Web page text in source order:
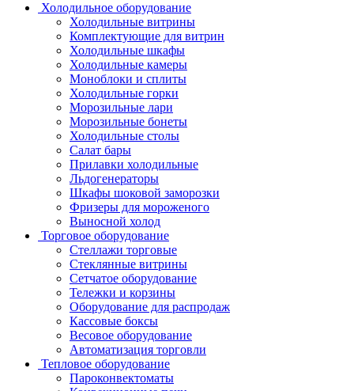
Холодильное оборудование
Холодильные витрины
Комплектующие для витрин
Холодильные шкафы
Холодильные камеры
Моноблоки и сплиты
Холодильные горки
Морозильные лари
Морозильные бонеты
Холодильные столы
Салат бары
Прилавки холодильные
Льдогенераторы
Шкафы шоковой заморозки
Фризеры для мороженого
Выносной холод
Торговое оборудование
Стеллажи торговые
Стеклянные витрины
Сетчатое оборудование
Тележки и корзины
Оборудование для распродаж
Кассовые боксы
Весовое оборудование
Автоматизация торговли
Тепловое оборудование
Пароконвектоматы